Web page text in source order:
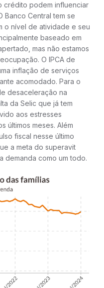
crédito podem influenciar
Banco Central tem se
o nível de atividade e seu
baseado em
mas não estamos
O IPCA de
inflação de serviços
acomodado. Para o
desaceleração na
da Selic que já tem
aos estresses
últimos meses. Além
fiscal nesse último
a meta do superavit
demanda como um todo.